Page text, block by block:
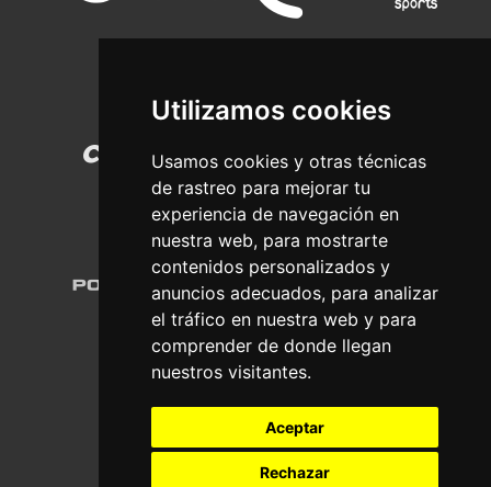
Utilizamos cookies
Usamos cookies y otras técnicas
de rastreo para mejorar tu
experiencia de navegación en
nuestra web, para mostrarte
contenidos personalizados y
anuncios adecuados, para analizar
el tráfico en nuestra web y para
comprender de donde llegan
nuestros visitantes.
Aceptar
Rechazar